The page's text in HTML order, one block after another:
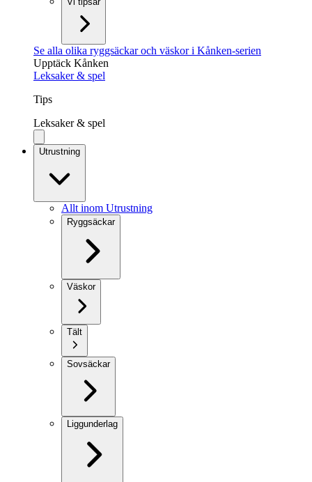
Se alla olika ryggsäckar och väskor i Kånken-serien
Upptäck Kånken
Leksaker & spel
Tips
Leksaker & spel
Utrustning
Allt inom Utrustning
Ryggsäckar
Väskor
Tält
Sovsäckar
Liggunderlag